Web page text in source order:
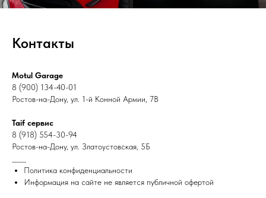
Контакты
Motul Garage
8 (900) 134-40-01
Ростов-на-Дону, ул. 1-й Конной Армии, 7В
Taif сервис
8 (918) 554-30-94
Ростов-на-Дону, ул. Златоустовская, 5Б
Политика конфиденциальности
Информация на сайте не является публичной офертой